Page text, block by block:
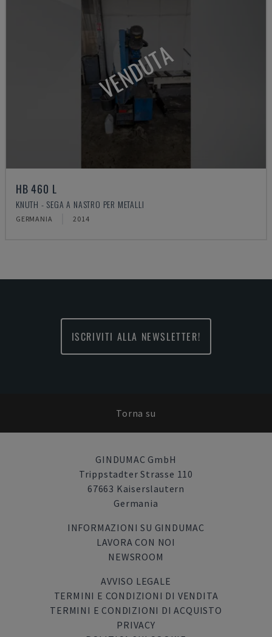
VENDUTA
HB 460 L
KNUTH - SEGA A NASTRO PER METALLI
GERMANIA 2014
ISCRIVITI ALLA NEWSLETTER!
Torna su
GINDUMAC GmbH
Trippstadter Strasse 110
67663 Kaiserslautern
Germania
INFORMAZIONI SU GINDUMAC
LAVORA CON NOI
NEWSROOM
AVVISO LEGALE
TERMINI E CONDIZIONI DI VENDITA
TERMINI E CONDIZIONI DI ACQUISTO
PRIVACY